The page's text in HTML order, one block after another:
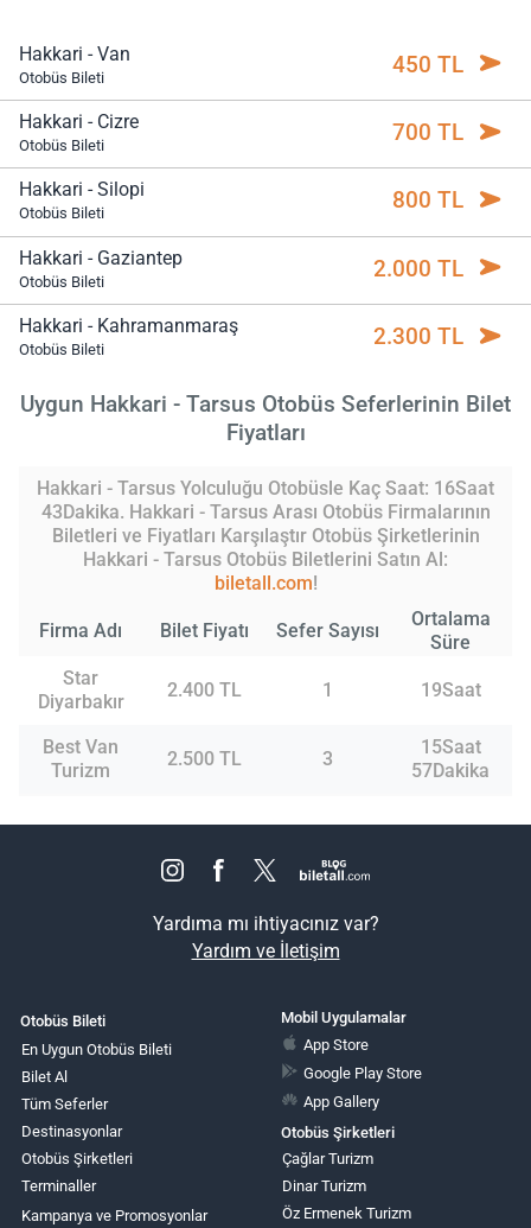
Hakkari - Van
Otobüs Bileti 450 TL
Hakkari - Cizre
Otobüs Bileti 700 TL
Hakkari - Silopi
Otobüs Bileti 800 TL
Hakkari - Gaziantep
Otobüs Bileti 2.000 TL
Hakkari - Kahramanmaraş
Otobüs Bileti 2.300 TL
Uygun Hakkari - Tarsus Otobüs Seferlerinin Bilet
Fiyatları
Hakkari - Tarsus Yolculuğu Otobüsle Kaç Saat: 16Saat
43Dakika. Hakkari - Tarsus Arası Otobüs Firmalarının
Biletleri ve Fiyatları Karşılaştır Otobüs Şirketlerinin
Hakkari - Tarsus Otobüs Biletlerini Satın Al:
biletall.com!
Firma Adı Bilet Fiyatı Sefer Sayısı
Ortalama
Süre
Star
Diyarbakır
2.400 TL 1 19Saat
Best Van
Turizm
2.500 TL 3
15Saat
57Dakika
Yardıma mı ihtiyacınız var?
Yardım ve İletişim
Otobüs Bileti
En Uygun Otobüs Bileti
Bilet Al
Tüm Seferler
Destinasyonlar
Otobüs Şirketleri
Terminaller
Kampanya ve Promosyonlar
Mobil Uygulamalar
App Store
Google Play Store
App Gallery
Otobüs Şirketleri
Çağlar Turizm
Dinar Turizm
Öz Ermenek Turizm